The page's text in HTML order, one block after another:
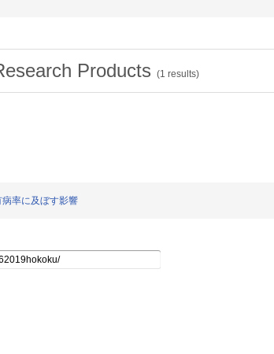
Products (1 results)
率に及ぼす影響